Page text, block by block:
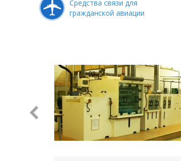
Средства связи для
гражданской авиации